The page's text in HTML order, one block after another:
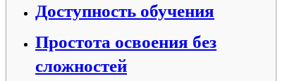
Доступность обучения
Простота освоения без
сложностей